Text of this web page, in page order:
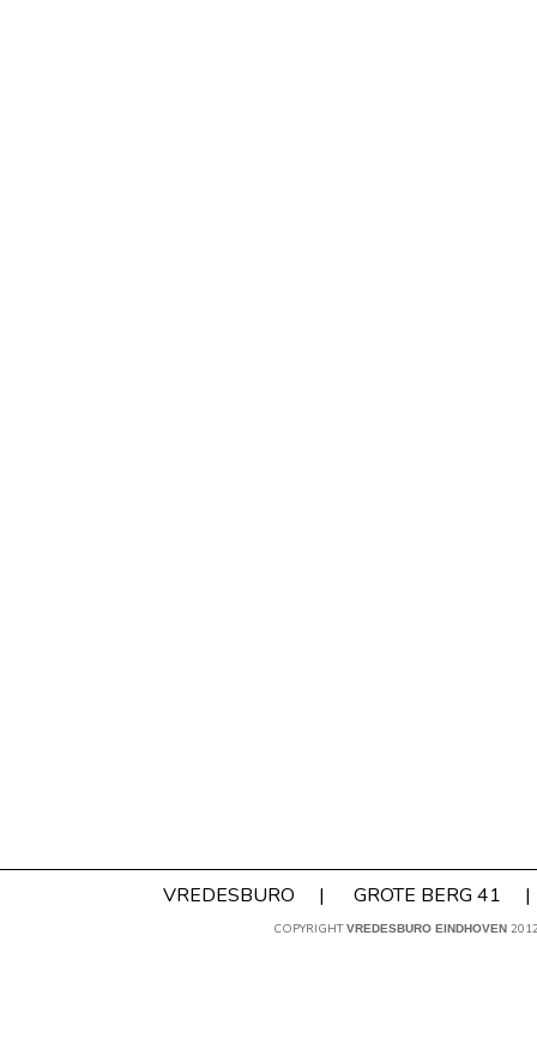
VREDESBURO | GROTE BERG 41 |
COPYRIGHTVREDESBURO EINDHOVEN